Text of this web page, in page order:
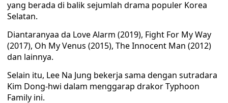
yang berada di balik sejumlah drama populer Korea
Selatan.
Diantaranyaa da Love Alarm (2019), Fight For My Way
(2017), Oh My Venus (2015), The Innocent Man (2012)
dan lainnya.
Selain itu, Lee Na Jung bekerja sama dengan sutradara
Kim Dong-hwi dalam menggarap drakor Typhoon
Family ini.